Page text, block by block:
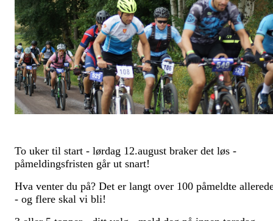
To uker til start - lørdag 12.august braker det løs -
påmeldingsfristen går ut snart!
Hva venter du på? Det er langt over 100 påmeldte
- og flere skal vi bli!